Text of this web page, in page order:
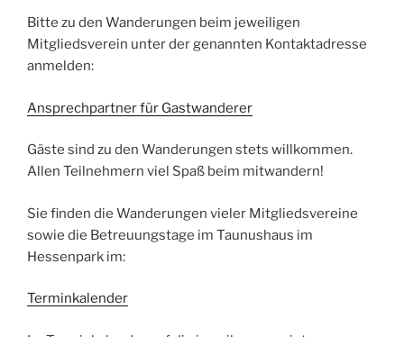
Bitte zu den Wanderungen beim jeweiligen
Mitgliedsverein unter der genannten Kontaktadresse
anmelden:
Ansprechpartner für Gastwanderer
Gäste sind zu den Wanderungen stets willkommen.
Allen Teilnehmern viel Spaß beim mitwandern!
Sie finden die Wanderungen vieler Mitgliedsvereine
sowie die Betreuungstage im Taunushaus im
Hessenpark im:
Terminkalender